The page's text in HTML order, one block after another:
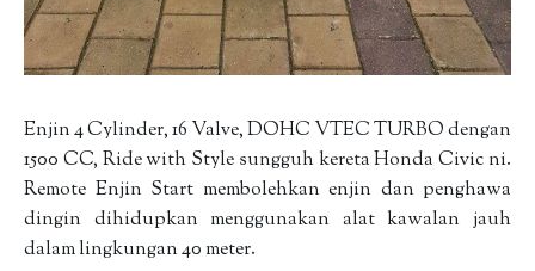
Enjin 4 Cylinder, 16 Valve, DOHC VTEC TURBO dengan
1500 CC, Ride with Style sungguh kereta Honda Civic ni.
Remote Enjin Start membolehkan enjin dan penghawa
dingin dihidupkan menggunakan alat kawalan jauh
dalam lingkungan 40 meter.